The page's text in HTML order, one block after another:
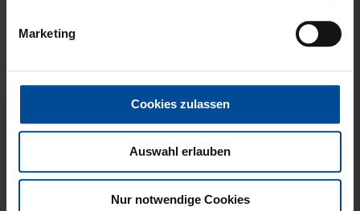
Marketing
Cookies zulassen
Auswahl erlauben
Nur notwendige Cookies
KIDS